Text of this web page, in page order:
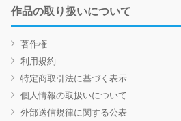
作品の取り扱いについて
著作権
利用規約
特定商取引法に基づく表示
個人情報の取扱いについて
外部送信規律に関する公表